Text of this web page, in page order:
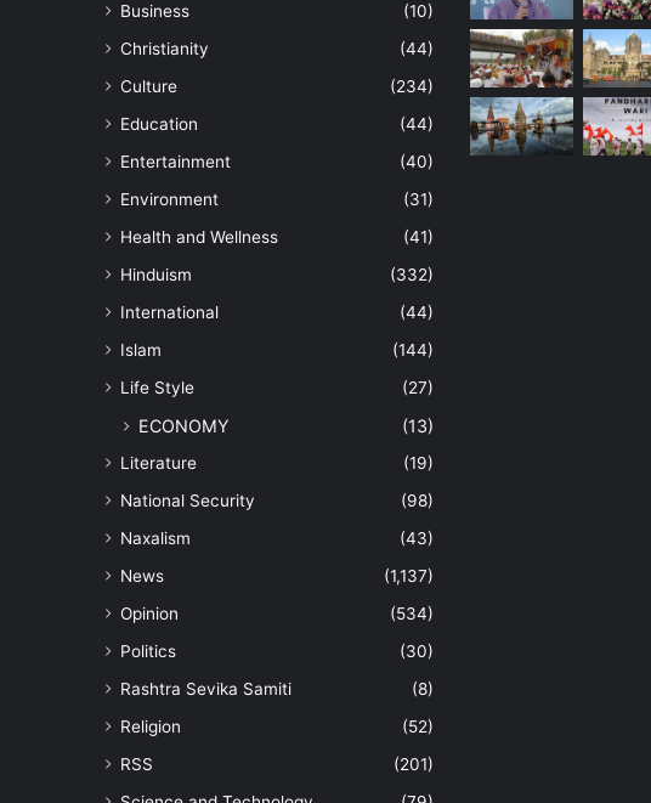
Business
(10)
Christianity
(44)
Culture
(234)
Education
(44)
Entertainment
(40)
Environment
(31)
Health and Wellness
(41)
Hinduism
(332)
International
(44)
Islam
(144)
Life Style
(27)
ECONOMY (13)
Literature
(19)
National Security
(98)
Naxalism
(43)
News
(1,137)
Opinion
(534)
Politics
(30)
Rashtra Sevika Samiti
(8)
Religion
(52)
RSS
(201)